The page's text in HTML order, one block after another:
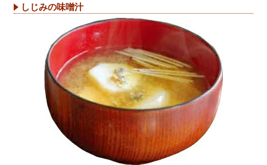
しじみの味噌汁